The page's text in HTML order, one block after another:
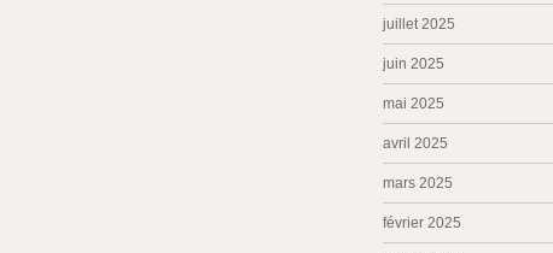
juillet 2025
juin 2025
mai 2025
avril 2025
mars 2025
février 2025